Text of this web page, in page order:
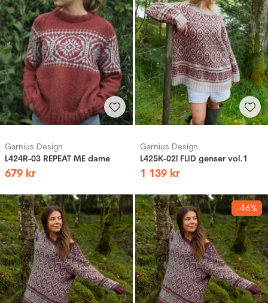
Garnius Design
L424R-03 REPEAT ME dame
679 kr
Garnius Design
L425K-02l FLID genser vol.1
1 139 kr
-46%